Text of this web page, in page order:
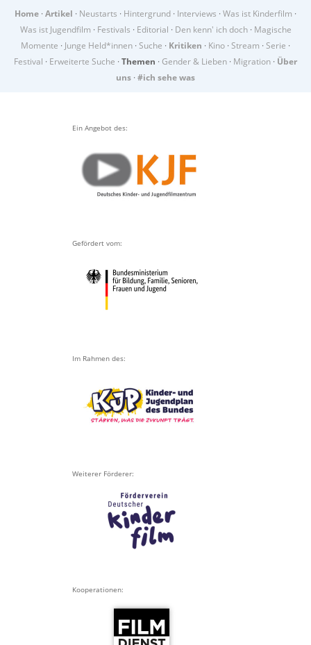
Home · Artikel · Neustarts · Hintergrund · Interviews · Was ist Kinderfilm ·
Was ist Jugendfilm · Festivals · Editorial · Den kenn' ich doch· Magische
Momente · Junge Held*innen · Suche · Kritiken · Kino · Stream · Serie ·
Festival · Erweiterte Suche · Themen · Gender & Lieben · Migration · Über
uns · #ich sehe was
Ein Angebot des:
Gefördert vom:
Im Rahmen des:
Weiterer Förderer:
Kooperationen: